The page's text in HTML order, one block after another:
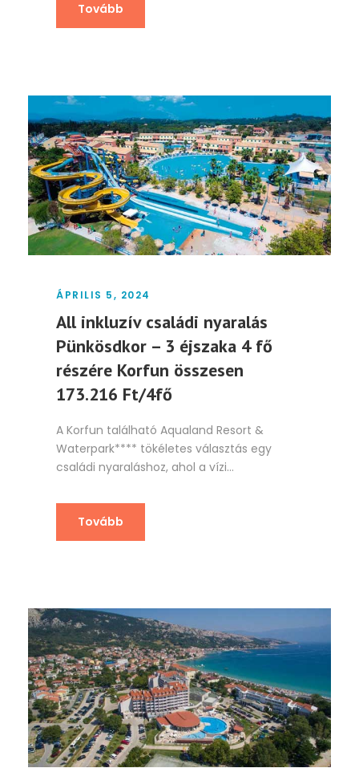
Tovább
ÁPRILIS 5, 2024
All inkluzív családi nyaralás
Pünkösdkor – 3 éjszaka 4 fő
részére Korfun összesen
173.216 Ft/4fő
A Korfun található Aqualand Resort &
Waterpark**** tökéletes választás egy
családi nyaraláshoz, ahol a vízi...
Tovább